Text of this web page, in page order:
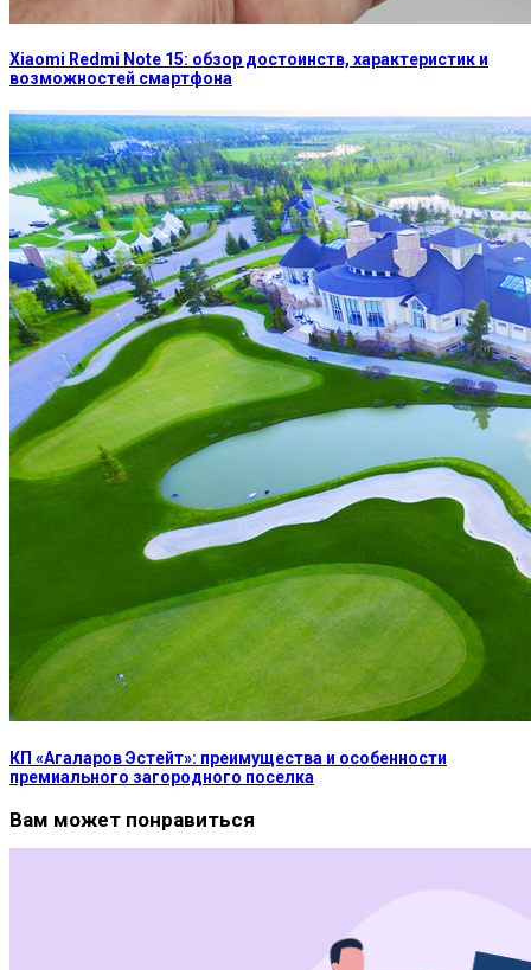
Xiaomi Redmi Note 15: обзор достоинств, характеристик и
возможностей смартфона
КП «Агаларов Эстейт»: преимущества и особенности
премиального загородного поселка
Вам может понравиться